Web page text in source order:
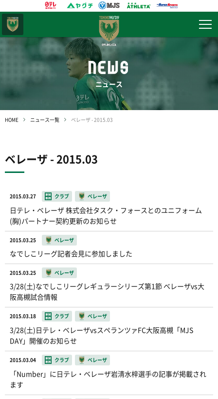
NEWS
ニュース
HOME ニュース一覧 ベレーザ - 2015.03
ベレーザ - 2015.03
2015.03.27 クラブ ベレーザ
日テレ・ベレーザ 株式会社タスク・フォースとのユニフォーム
(胸)パートナー契約更新のお知らせ
2015.03.25 ベレーザ
なでしこリーグ記者会見に参加しました
2015.03.25 ベレーザ
3/28(土)なでしこリーグレギュラーシリーズ第1節 ベレーザvs大
阪高槻試合情報
2015.03.18 クラブ ベレーザ
3/28(土)日テレ・ベレーザvsスペランツァFC大阪高槻「MJS
DAY」開催のお知らせ
2015.03.04 クラブ ベレーザ
「Number」に日テレ・ベレーザ岩清水梓選手の記事が掲載され
ます